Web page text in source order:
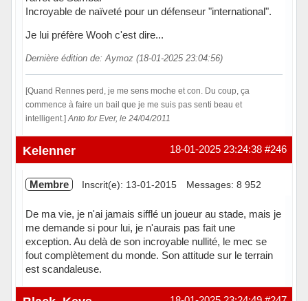
Incroyable de naïveté pour un défenseur "international".
Je lui préfère Wooh c'est dire...
Dernière édition de: Aymoz (18-01-2025 23:04:56)
[Quand Rennes perd, je me sens moche et con. Du coup, ça
commence à faire un bail que je me suis pas senti beau et
intelligent.] Anto for Ever, le 24/04/2011
Hors ligne #246
18-01-2025 23:24:38
Kelenner
Membre Inscrit(e): 13-01-2015 Messages: 8 952
De ma vie, je n'ai jamais sifflé un joueur au stade, mais je
me demande si pour lui, je n'aurais pas fait une
exception. Au delà de son incroyable nullité, le mec se
fout complètement du monde. Son attitude sur le terrain
est scandaleuse.
Hors ligne